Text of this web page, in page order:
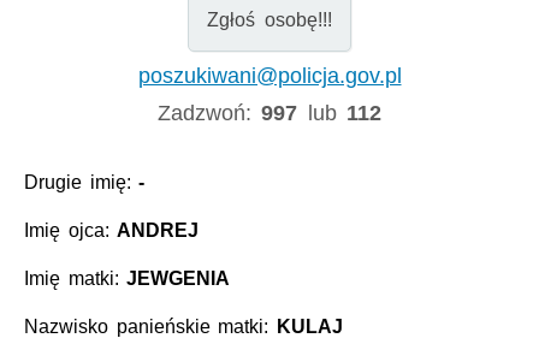
Zgłoś osobę!!!
poszukiwani@policja.gov.pl
Zadzwoń:997 lub 112
Drugie imię:-
Imię ojca:ANDREJ
Imię matki:JEWGENIA
Nazwisko panieńskie matki: KULAJ